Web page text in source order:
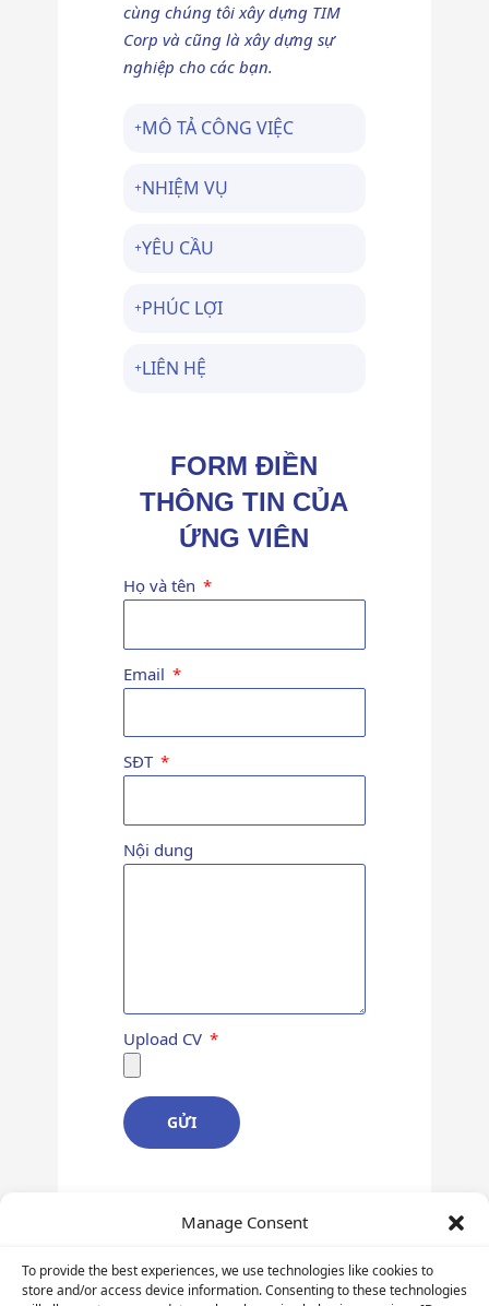
Manage Consent
To provide the best experiences, we use technologies like cookies to
store and/or access device information. Consenting to these technologies
cùng chúng tôi xây dựng TIM
Corp và cũng là xây dựng sự
nghiệp cho các bạn.
MÔ TẢ CÔNG VIỆC
NHIỆM VỤ
YÊU CẦU
PHÚC LỢI
LIÊN HỆ
FORM ĐIỀN
THÔNG TIN CỦA
ỨNG VIÊN
Họ và tên
Email
SĐT
Nội dung
Upload CV
GỬI
Hỗ trợ khách hàng:
090 1199 076
INFORMATION